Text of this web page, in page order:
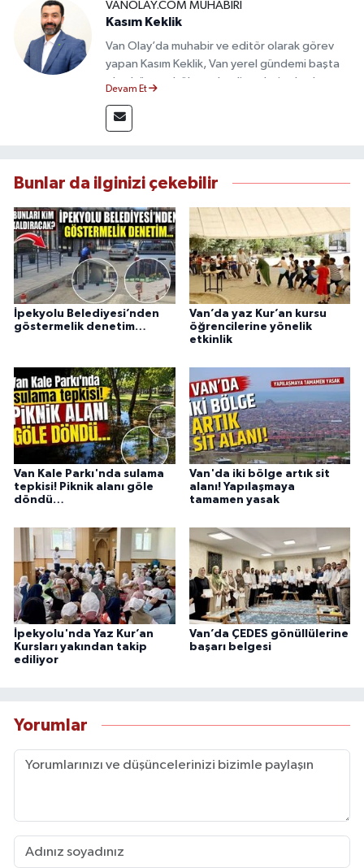
VANOLAY.COM MUHABIRI
Kasım Keklik
Van Olay’da muhabir ve editör olarak görev
yapan Kasım Keklik, Van yerel gündemi başta
olmak üzere bölgesel gelişmeleri sahadan
deneyimiyle hızlı ve doğru haber üretimine
odaklanan Keklik, tarafsızlık ve etik gazetecilik
Devam Et
Bunlar da ilginizi çekebilir
İpekyolu Belediyesi’nden
göstermelik denetim…
Van’da yaz Kur’an kursu
öğrencilerine yönelik
etkinlik
Van Kale Parkı'nda sulama
tepkisi! Piknik alanı göle
döndü…
Van'da iki bölge artık sit
alanı! Yapılaşmaya
tamamen yasak
İpekyolu'nda Yaz Kur’an
Kursları yakından takip
ediliyor
Van’da ÇEDES gönüllülerine
başarı belgesi
Yorumlar